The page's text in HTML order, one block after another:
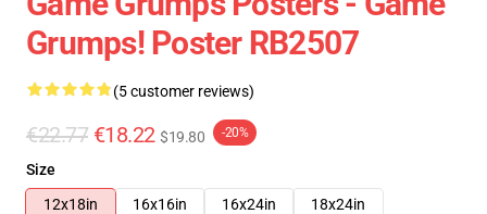
Grumps! Poster RB2507
(5 customer reviews)
€22.77 €18.22 $19.80 -20%
Size
12x18in
16x16in 16x24in 18x24in